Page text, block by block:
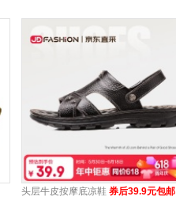
头层牛皮按摩底凉鞋 券后39.9元包邮